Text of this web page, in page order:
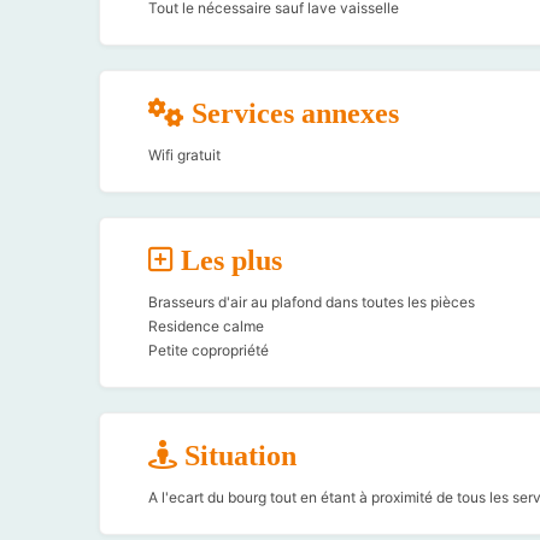
Tout le nécessaire sauf lave vaisselle
Services annexes
Wifi gratuit
Les plus
Brasseurs d'air au plafond dans toutes les pièces
Residence calme
Petite copropriété
Situation
A l'ecart du bourg tout en étant à proximité de tous les